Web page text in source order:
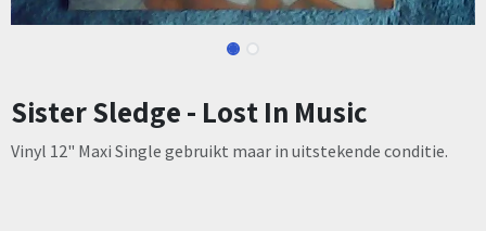
Sister Sledge - Lost In Music
Vinyl 12" Maxi Single gebruikt maar in uitstekende conditie.